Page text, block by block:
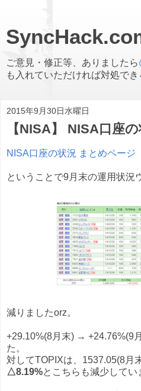
ご意見・修正等、ありましたら
も入れていただければ対処でき
2015年9月30日水曜日
【NISA】 NISA口座
NISA口座の状況 まとめページ
ということで9月末の運用状況
減りましたorz。
+29.10%(8月末) → +24.76%(9
た。
対してTOPIXは、1537.05(8月
△8.19%とこちらも減少してい